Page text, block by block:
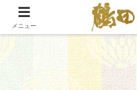
メニュー